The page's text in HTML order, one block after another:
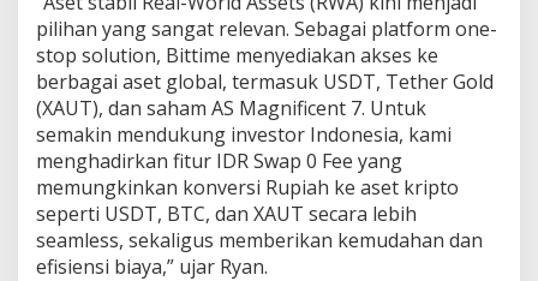
pilihan yang sangat relevan. Sebagai platform one-
stop solution, Bittime menyediakan akses ke
berbagai aset global, termasuk USDT, Tether Gold
(XAUT), dan saham AS Magnificent 7. Untuk
semakin mendukung investor Indonesia, kami
menghadirkan fitur IDR Swap 0 Fee yang
memungkinkan konversi Rupiah ke aset kripto
seperti USDT, BTC, dan XAUT secara lebih
seamless, sekaligus memberikan kemudahan dan
efisiensi biaya,” ujar Ryan.